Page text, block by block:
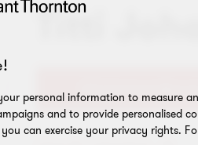
Titti
personal information to measure
and to provide personalised
can exercise your privacy rights.